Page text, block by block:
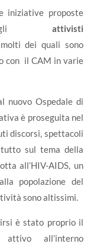
iniziative proposte
gliattivisti
dei quali sono
con il CAM in varie
nuovo Ospedale di
è proseguita nel
discorsi, spettacoli
sul tema della
all’HIV-AIDS, un
popolazione del
sono altissimi.
è stato proprio il
attivo all’interno